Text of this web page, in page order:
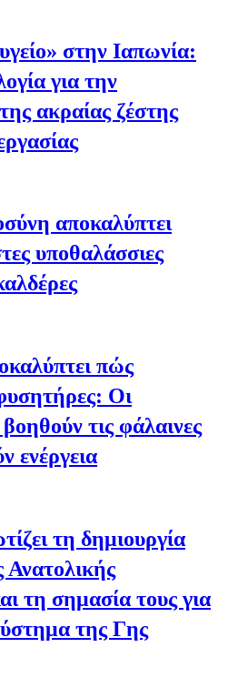
στην Ιαπωνία:
για την
ακραίας ζέστης
αποκαλύπτει
υποθαλάσσιες
πώς
Οι
τις φάλαινες
ενέργεια
τη δημιουργία
τη σημασία τους για
της Γης